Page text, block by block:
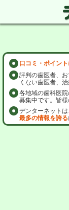
口コミ・ポイン
評判の歯医者、
くない歯医者、
各地域の歯科医
募集中です。皆様
デンターネット
最多の情報を誇る